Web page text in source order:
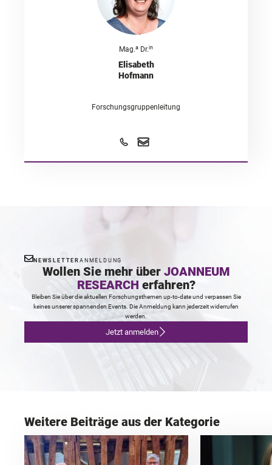
Mag.a Dr.in
Elisabeth
Hofmann
Forschungsgruppenleitung
NEWSLETTER ANMELDUNG
Wollen Sie mehr über JOANNEUM
RESEARCH erfahren?
Bleiben Sie über die aktuellen Forschungsthemen up-to-date und verpassen Sie
keines unserer spannenden Events. Die Anmeldung kann jederzeit widerrufen
werden.
Jetzt anmelden
Weitere Beiträge aus der Kategorie